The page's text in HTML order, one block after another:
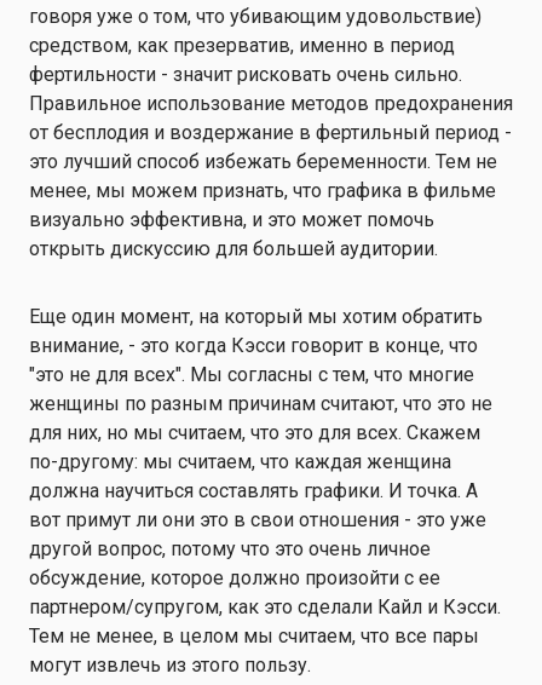
говоря уже о том, что убивающим удовольствие)
средством, как презерватив, именно в период
фертильности - значит рисковать очень сильно.
Правильное использование методов предохранения
от бесплодия и воздержание в фертильный период -
это лучший способ избежать беременности. Тем не
менее, мы можем признать, что графика в фильме
визуально эффективна, и это может помочь
открыть дискуссию для большей аудитории.
Еще один момент, на который мы хотим обратить
внимание, - это когда Кэсси говорит в конце, что
"это не для всех". Мы согласны с тем, что многие
женщины по разным причинам считают, что это не
для них, но мы считаем, что это для всех. Скажем
по-другому: мы считаем, что каждая женщина
должна научиться составлять графики. И точка. А
вот примут ли они это в свои отношения - это уже
другой вопрос, потому что это очень личное
обсуждение, которое должно произойти с ее
партнером/супругом, как это сделали Кайл и Кэсси.
Тем не менее, в целом мы считаем, что все пары
могут извлечь из этого пользу.